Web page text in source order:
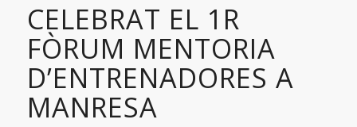
CELEBRAT EL 1R
FÒRUM MENTORIA
D’ENTRENADORES A
MANRESA